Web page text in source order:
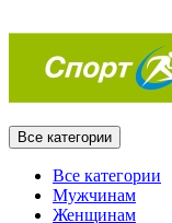
Все категории
Все категории
Мужчинам
Женщинам